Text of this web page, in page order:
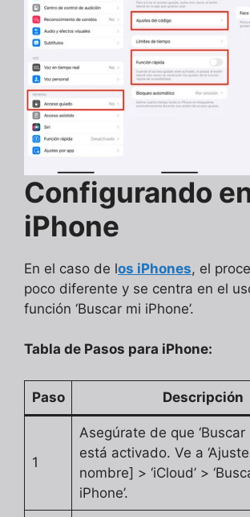
Configurando
iPhone
En el caso de los iPhones, el
poco diferente y se centra en el
función ‘Buscar mi iPhone’.
Tabla de Pasos para iPhone:
Paso Descripción
1
Asegúrate de que ‘Buscar
está activado. Ve a
nombre] > ‘iCloud’ >
iPhone’.